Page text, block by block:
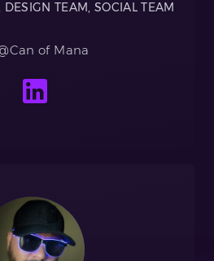
TEAM, SOCIAL TEAM
of Mana